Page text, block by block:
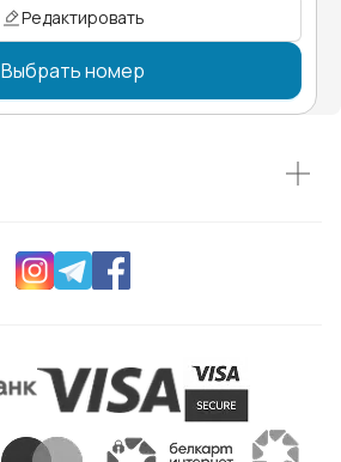
Редактировать
Выбрать номер